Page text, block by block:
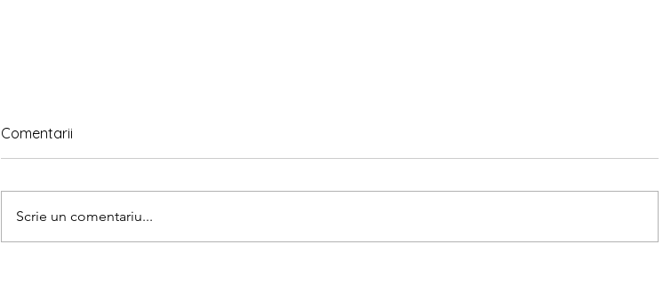
Matematica din umbră
Comentarii
Scrie un comentariu...